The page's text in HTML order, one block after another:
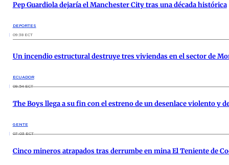
Pep Guardiola dejaría el Manchester City tras una década histórica
DEPORTES
09:38 ECT
Un incendio estructural destruye tres viviendas en el sector de
ECUADOR
09:54 ECT
The Boys llega a su fin con el estreno de un desenlace violento y
GENTE
07:03 ECT
Cinco mineros atrapados tras derrumbe en mina El Teniente de